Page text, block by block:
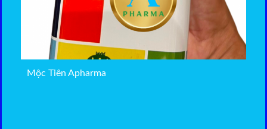
Mộc Tiên Apharma